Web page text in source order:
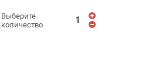
Выберите
количество